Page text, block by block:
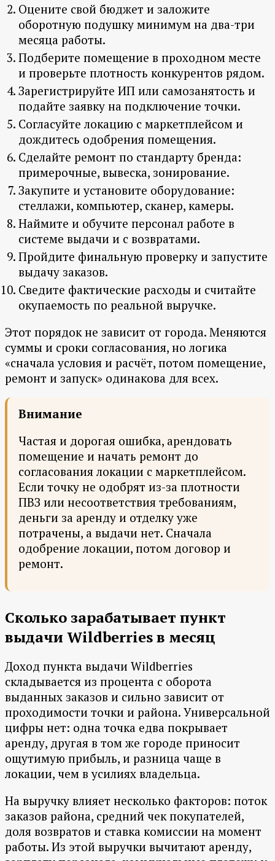
Оцените свой бюджет и заложите
оборотную подушку минимум на два-три
месяца работы.
Подберите помещение в проходном месте
и проверьте плотность конкурентов рядом.
Зарегистрируйте ИП или самозанятость и
подайте заявку на подключение точки.
Согласуйте локацию с маркетплейсом и
дождитесь одобрения помещения.
Сделайте ремонт по стандарту бренда:
примерочные, вывеска, зонирование.
Закупите и установите оборудование:
стеллажи, компьютер, сканер, камеры.
Наймите и обучите персонал работе в
системе выдачи и с возвратами.
Пройдите финальную проверку и запустите
выдачу заказов.
Сведите фактические расходы и считайте
окупаемость по реальной выручке.
Этот порядок не зависит от города. Меняются
суммы и сроки согласования, но логика
«сначала условия и расчёт, потом помещение,
ремонт и запуск» одинакова для всех.
Внимание
Частая и дорогая ошибка, арендовать
помещение и начать ремонт до
согласования локации с маркетплейсом.
Если точку не одобрят из-за плотности
ПВЗ или несоответствия требованиям,
деньги за аренду и отделку уже
потрачены, а выдачи нет. Сначала
одобрение локации, потом договор и
ремонт.
Сколько зарабатывает пункт
выдачи Wildberries в месяц
Доход пункта выдачи Wildberries
складывается из процента с оборота
выданных заказов и сильно зависит от
проходимости точки и района. Универсальной
цифры нет: одна точка едва покрывает
аренду, другая в том же городе приносит
ощутимую прибыль, и разница чаще в
локации, чем в усилиях владельца.
На выручку влияет несколько факторов: поток
заказов района, средний чек покупателей,
доля возвратов и ставка комиссии на момент
работы. Из этой выручки вычитают аренду,